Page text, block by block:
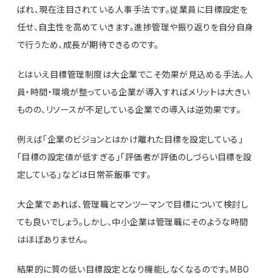
ばれ、現在注目されている人事手法です。従業員に目標設定を
任せ、自主性を高めていきます。進捗管理や振り返りを自分自身
で行うため、成長が期待できるのです。
とはいえ目標管理制度は大企業でこそ効果が見込める手法。人
員・時間・環境が整っている企業が導入すればメリットは大きい
ものの、リソースが不足している企業での導入は逆効果です。
例えば「企業のビジョンとはかけ離れた目標を設定している」
「目標の設定値が低すぎる」「評価者が評価のしづらい目標を設
定している」などは日常茶飯事です。
大企業であれば、管理職とマンツーマンで目標について検討し
ても良いでしょう。しかし、中小企業は管理職にそのような時間
はほぼありません。
結果的に質の低い目標設定となり機能しなくなるのです。MBO